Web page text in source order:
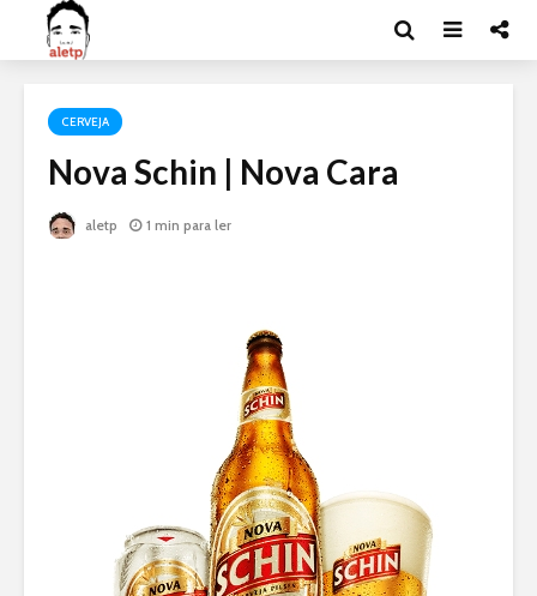
CERVEJA
Nova Schin | Nova Cara
aletp 1 min para ler